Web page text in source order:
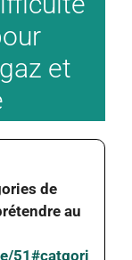
et
de
au
51#catgori